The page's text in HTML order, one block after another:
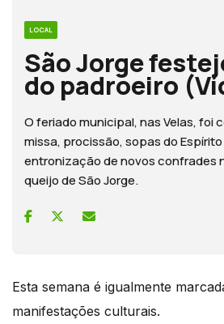
LOCAL
São Jorge
do padroeiro
O feriado municipal, nas Velas, foi
missa, procissão, sopas do
entronização de novos confrades
queijo de São Jorge.
Esta semana é igualmente
manifestações culturais.